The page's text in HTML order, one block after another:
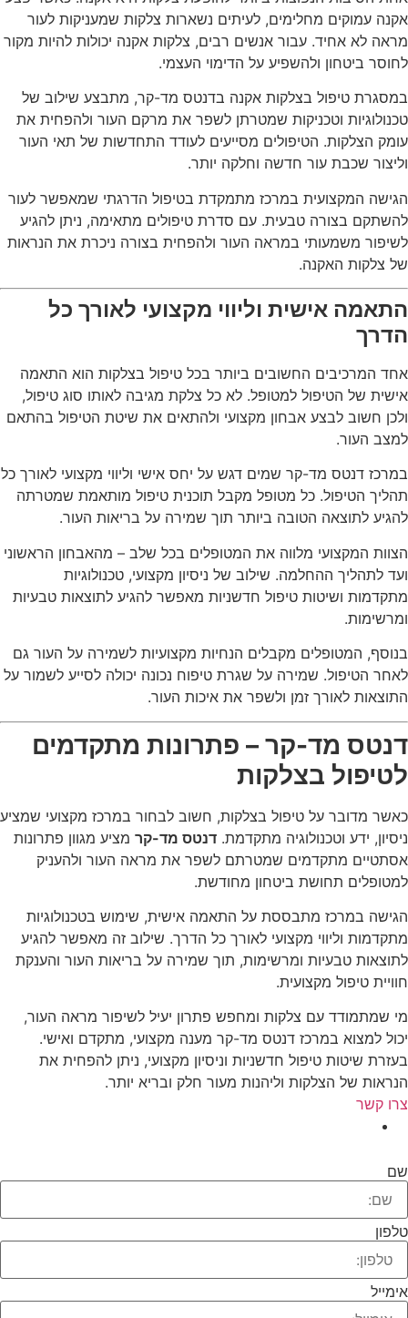
אקנה עמוקים מחלימים, לעיתים נשארות צלקות שמעניקות לעור
מראה לא אחיד. עבור אנשים רבים, צלקות אקנה יכולות להיות מקור
לחוסר ביטחון ולהשפיע על הדימוי העצמי.
במסגרת טיפול בצלקות אקנה בדנטס מד-קר, מתבצע שילוב של
טכנולוגיות וטכניקות שמטרתן לשפר את מרקם העור ולהפחית את
עומק הצלקות. הטיפולים מסייעים לעודד התחדשות של תאי העור
וליצור שכבת עור חדשה וחלקה יותר.
הגישה המקצועית במרכז מתמקדת בטיפול הדרגתי שמאפשר לעור
להשתקם בצורה טבעית. עם סדרת טיפולים מתאימה, ניתן להגיע
לשיפור משמעותי במראה העור ולהפחית בצורה ניכרת את הנראות
של צלקות האקנה.
התאמה אישית וליווי מקצועי לאורך כל
הדרך
אחד המרכיבים החשובים ביותר בכל טיפול בצלקות הוא התאמה
אישית של הטיפול למטופל. לא כל צלקת מגיבה לאותו סוג טיפול,
ולכן חשוב לבצע אבחון מקצועי ולהתאים את שיטת הטיפול בהתאם
למצב העור.
במרכז דנטס מד-קר שמים דגש על יחס אישי וליווי מקצועי לאורך כל
תהליך הטיפול. כל מטופל מקבל תוכנית טיפול מותאמת שמטרתה
להגיע לתוצאה הטובה ביותר תוך שמירה על בריאות העור.
הצוות המקצועי מלווה את המטופלים בכל שלב – מהאבחון הראשוני
ועד לתהליך ההחלמה. שילוב של ניסיון מקצועי, טכנולוגיות
מתקדמות ושיטות טיפול חדשניות מאפשר להגיע לתוצאות טבעיות
ומרשימות.
בנוסף, המטופלים מקבלים הנחיות מקצועיות לשמירה על העור גם
לאחר הטיפול. שמירה על שגרת טיפוח נכונה יכולה לסייע לשמור על
התוצאות לאורך זמן ולשפר את איכות העור.
דנטס מד-קר – פתרונות מתקדמים
לטיפול בצלקות
כאשר מדובר על טיפול בצלקות, חשוב לבחור במרכז מקצועי שמציע
ניסיון, ידע וטכנולוגיה מתקדמת. דנטס מד-קר מציע מגוון פתרונות
אסתטיים מתקדמים שמטרתם לשפר את מראה העור ולהעניק
למטופלים תחושת ביטחון מחודשת.
הגישה במרכז מתבססת על התאמה אישית, שימוש בטכנולוגיות
מתקדמות וליווי מקצועי לאורך כל הדרך. שילוב זה מאפשר להגיע
לתוצאות טבעיות ומרשימות, תוך שמירה על בריאות העור והענקת
חוויית טיפול מקצועית.
מי שמתמודד עם צלקות ומחפש פתרון יעיל לשיפור מראה העור,
יכול למצוא במרכז דנטס מד-קר מענה מקצועי, מתקדם ואישי.
בעזרת שיטות טיפול חדשניות וניסיון מקצועי, ניתן להפחית את
הנראות של הצלקות וליהנות מעור חלק ובריא יותר.
צרו קשר
שם
טלפון
אימייל